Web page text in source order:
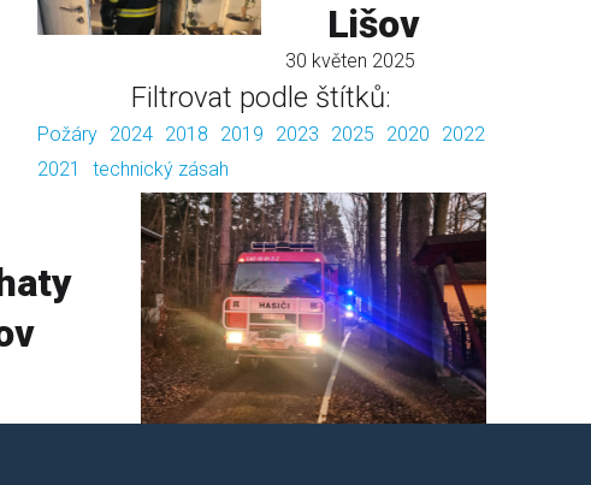
Lišov
30 květen 2025
Filtrovat podle štítků:
Požáry 2024 2018 2019 2023 2025 2020
2022
2021
technický zásah